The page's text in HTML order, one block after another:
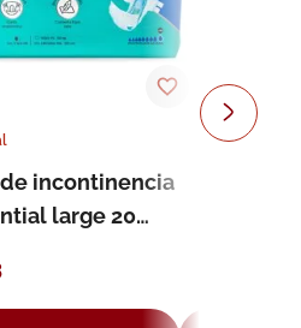
incontinencia
large 20